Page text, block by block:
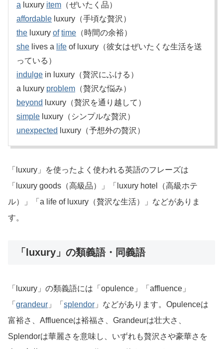
a luxury item （ぜいたく品）
affordable luxury（手頃な贅沢）
the luxury of time （時間の余裕）
she lives a life of luxury（彼女はぜいたくな生活を送
っている）
indulge in luxury（贅沢にふける）
a luxury problem （贅沢な悩み）
beyond
luxury（贅沢を通り越して）
simple luxury（シンプルな贅沢）
unexpected
luxury（予想外の贅沢）
「luxury」を使ったよく使われる英語のフレーズは
「luxury goods（高級品）」「luxury hotel（高級ホテ
ル）」「a life of luxury（贅沢な生活）」などがありま
す。
「luxury」の類義語・同義語
「luxury」の類義語には「opulence」「affluence」
「 grandeur 」「 splendor 」などがあります。Opulenceは
富裕さ、Affluenceは裕福さ、Grandeurは壮大さ、
Splendorは華麗さを意味し、いずれも贅沢さや豪華さを